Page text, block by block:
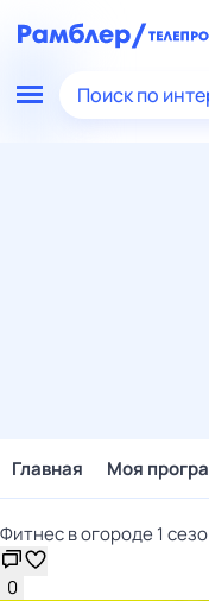
Поиск по
Главная Моя
Фитнес в огороде 1
0